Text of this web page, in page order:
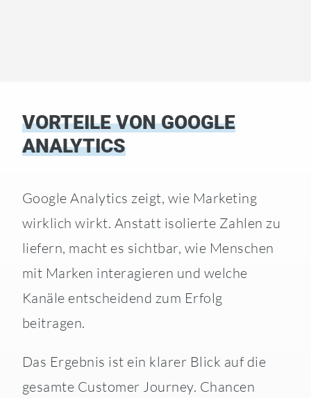
VORTEILE VON GOOGLE
ANALYTICS
Google Analytics zeigt, wie Marketing
wirklich wirkt. Anstatt isolierte Zahlen zu
liefern, macht es sichtbar, wie Menschen
mit Marken interagieren und welche
Kanäle entscheidend zum Erfolg
beitragen.
Das Ergebnis ist ein klarer Blick auf die
gesamte Customer Journey. Chancen